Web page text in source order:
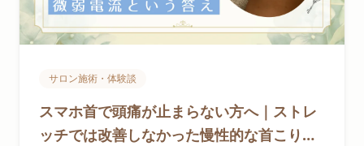
サロン施術・体験談
スマホ首で頭痛が止まらない方へ｜ストレ
ッチでは改善しなかった慢性的な首こり頭